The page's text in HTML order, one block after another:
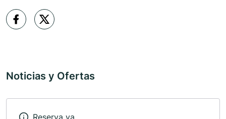
Noticias y Ofertas